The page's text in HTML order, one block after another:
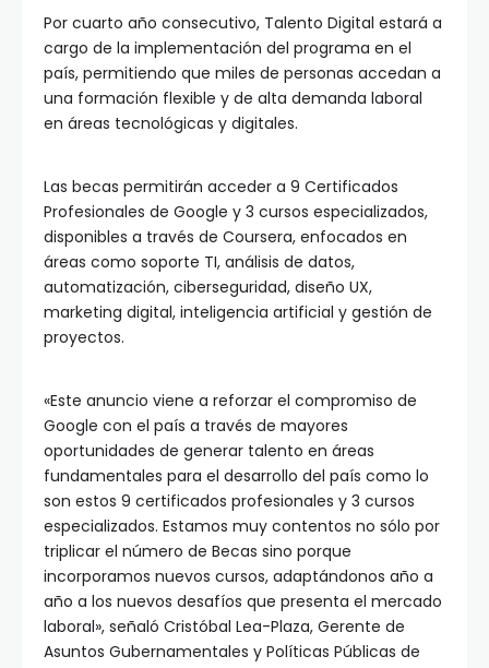
Por cuarto año consecutivo, Talento Digital estará a
cargo de la implementación del programa en el
país, permitiendo que miles de personas accedan a
una formación flexible y de alta demanda laboral
en áreas tecnológicas y digitales.
Las becas permitirán acceder a 9 Certificados
Profesionales de Google y 3 cursos especializados,
disponibles a través de Coursera, enfocados en
áreas como soporte TI, análisis de datos,
automatización, ciberseguridad, diseño UX,
marketing digital, inteligencia artificial y gestión de
proyectos.
«Este anuncio viene a reforzar el compromiso de
Google con el país a través de mayores
oportunidades de generar talento en áreas
fundamentales para el desarrollo del país como lo
son estos 9 certificados profesionales y 3 cursos
especializados. Estamos muy contentos no sólo por
triplicar el número de Becas sino porque
incorporamos nuevos cursos, adaptándonos año a
año a los nuevos desafíos que presenta el mercado
laboral», señaló Cristóbal Lea-Plaza, Gerente de
Asuntos Gubernamentales y Políticas Públicas de